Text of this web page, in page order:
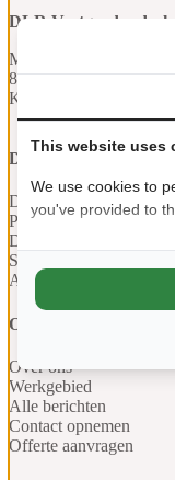
This website uses
We use cookies to
you've provided to
DLR
Minervaweg 5
8239 DL Lelystad
Kvk: 97665134
Diensten
Dak inspectie
Pannendak renoveren
Dak isolatie
Schoorsteen renovatie
Alle diensten
Over ons
Over ons
Werkgebied
Alle berichten
Contact opnemen
Offerte aanvragen